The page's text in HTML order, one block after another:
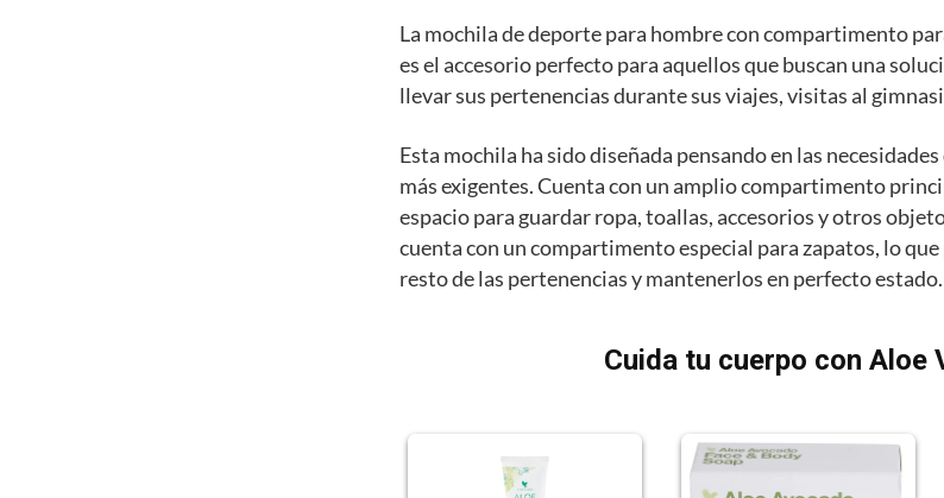
La mochila de deporte para hombre con compartimento
es el accesorio perfecto para aquellos que buscan una
llevar sus pertenencias durante sus viajes, visitas al
Esta mochila ha sido diseñada pensando en las
más exigentes. Cuenta con un amplio compartimento
espacio para guardar ropa, toallas, accesorios y otros
cuenta con un compartimento especial para zapatos, lo
resto de las pertenencias y mantenerlos en perfecto estado.
Cuida tu cuerpo con Aloe